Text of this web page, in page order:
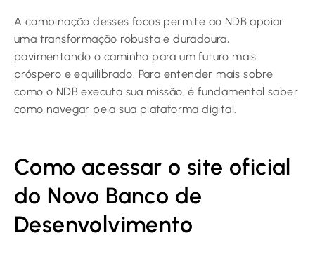
A combinação desses focos permite ao NDB apoiar
uma transformação robusta e duradoura,
pavimentando o caminho para um futuro mais
próspero e equilibrado. Para entender mais sobre
como o NDB executa sua missão, é fundamental saber
como navegar pela sua plataforma digital.
Como acessar o site oficial
do Novo Banco de
Desenvolvimento